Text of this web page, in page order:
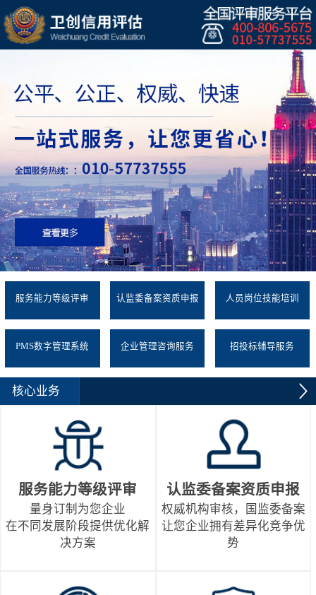
服务能力等级评审 认监委备案资质申报 人员岗位技能培训
PMS数字管理系统 企业管理咨询服务 招投标辅导服务
核心业务
服务能力等级评审
量身订制为您企业
在不同发展阶段提供优化解
决方案
认监委备案资质申报
权威机构审核，国监委备案
让您企业拥有差异化竞争优
势